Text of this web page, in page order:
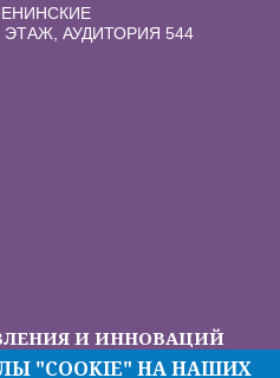
ЭТАЖ, АУДИТОРИЯ 544
И ИННОВАЦИЙ
"COOKIE" НА НАШИХ